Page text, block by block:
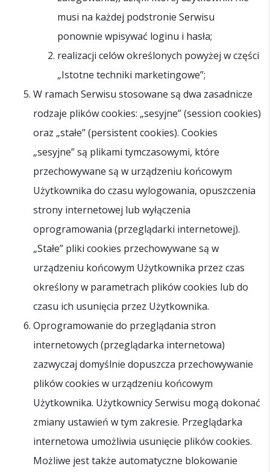
musi na każdej podstronie Serwisu
ponownie wpisywać loginu i hasła;
realizacji celów określonych powyżej w części
„Istotne techniki marketingowe”;
W ramach Serwisu stosowane są dwa zasadnicze
rodzaje plików cookies: „sesyjne” (session cookies)
oraz „stałe” (persistent cookies). Cookies
„sesyjne” są plikami tymczasowymi, które
przechowywane są w urządzeniu końcowym
Użytkownika do czasu wylogowania, opuszczenia
strony internetowej lub wyłączenia
oprogramowania (przeglądarki internetowej).
„Stałe” pliki cookies przechowywane są w
urządzeniu końcowym Użytkownika przez czas
określony w parametrach plików cookies lub do
czasu ich usunięcia przez Użytkownika.
Oprogramowanie do przeglądania stron
internetowych (przeglądarka internetowa)
zazwyczaj domyślnie dopuszcza przechowywanie
plików cookies w urządzeniu końcowym
Użytkownika. Użytkownicy Serwisu mogą dokonać
zmiany ustawień w tym zakresie. Przeglądarka
internetowa umożliwia usunięcie plików cookies.
Możliwe jest także automatyczne blokowanie